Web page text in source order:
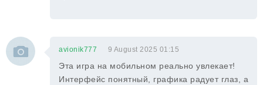
avionik777 9 August 2025 01:15
Эта игра на мобильном реально увлекает!
Интерфейс понятный, графика радует глаз, а